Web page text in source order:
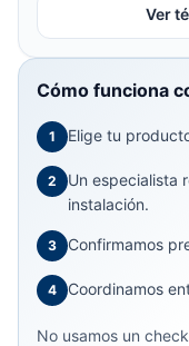
Ver
Cómo funciona
1 Elige tu
2
Un especialista
instalación.
3 Confirmamos
4 Coordinamos
No usamos un